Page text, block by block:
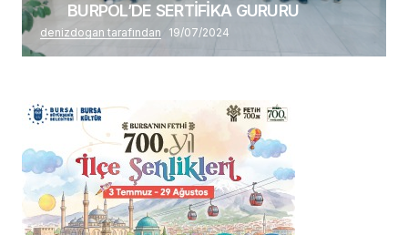
BURPOL’DE SERTİFİKA GURURU
denizdogan tarafından 19/07/2024